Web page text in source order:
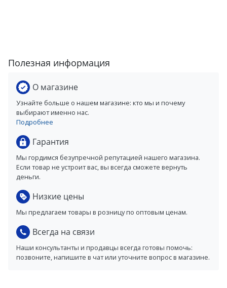
Полезная информация
О магазине
Узнайте больше о нашем магазине: кто мы и почему
выбирают именно нас.
Подробнее
Гарантия
Мы гордимся безупречной репутацией нашего магазина.
Если товар не устроит вас, вы всегда сможете вернуть
деньги.
Низкие цены
Мы предлагаем товары в розницу по оптовым ценам.
Всегда на связи
Наши консультанты и продавцы всегда готовы помочь:
позвоните, напишите в чат или уточните вопрос в магазине.